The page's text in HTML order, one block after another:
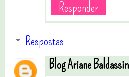
Responder
Respostas
Blog Ariane Baldassin